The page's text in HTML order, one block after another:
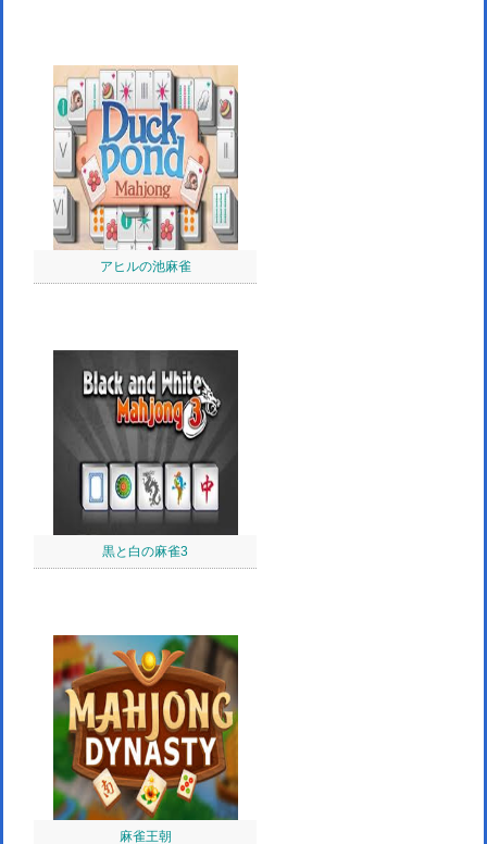
アヒルの池麻雀
黒と白の麻雀3
麻雀王朝